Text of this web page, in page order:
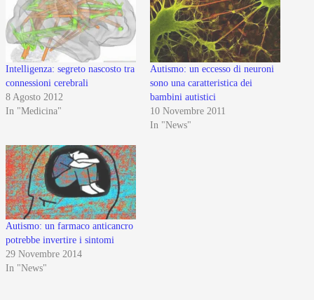
Intelligenza: segreto nascosto tra
connessioni cerebrali
8 Agosto 2012
In "Medicina"
Autismo: un eccesso di neuroni
sono una caratteristica dei
bambini autistici
10 Novembre 2011
In "News"
Autismo: un farmaco anticancro
potrebbe invertire i sintomi
29 Novembre 2014
In "News"